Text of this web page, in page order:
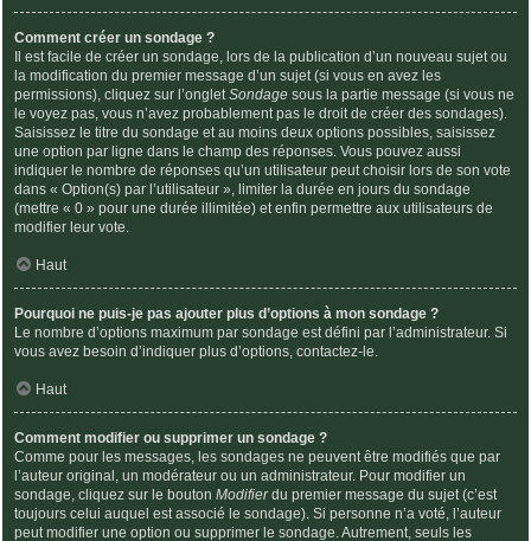
Comment créer un sondage ?
Il est facile de créer un sondage, lors de la publication d’un nouveau sujet ou
la modification du premier message d’un sujet (si vous en avez les
permissions), cliquez sur l’ongletSondage sous la partie message (si vous ne
le voyez pas, vous n’avez probablement pas le droit de créer des sondages).
Saisissez le titre du sondage et au moins deux options possibles, saisissez
une option par ligne dans le champ des réponses. Vous pouvez aussi
indiquer le nombre de réponses qu’un utilisateur peut choisir lors de son vote
dans « Option(s) par l’utilisateur », limiter la durée en jours du sondage
(mettre « 0 » pour une durée illimitée) et enfin permettre aux utilisateurs de
modifier leur vote.
Haut
Pourquoi ne puis-je pas ajouter plus d’options à mon sondage ?
Le nombre d’options maximum par sondage est défini par l’administrateur. Si
vous avez besoin d’indiquer plus d’options, contactez-le.
Haut
Comment modifier ou supprimer un sondage ?
Comme pour les messages, les sondages ne peuvent être modifiés que par
l’auteur original, un modérateur ou un administrateur. Pour modifier un
sondage, cliquez sur le bouton Modifierdu premier message du sujet (c’est
toujours celui auquel est associé le sondage). Si personne n’a voté, l’auteur
peut modifier une option ou supprimer le sondage. Autrement, seuls les